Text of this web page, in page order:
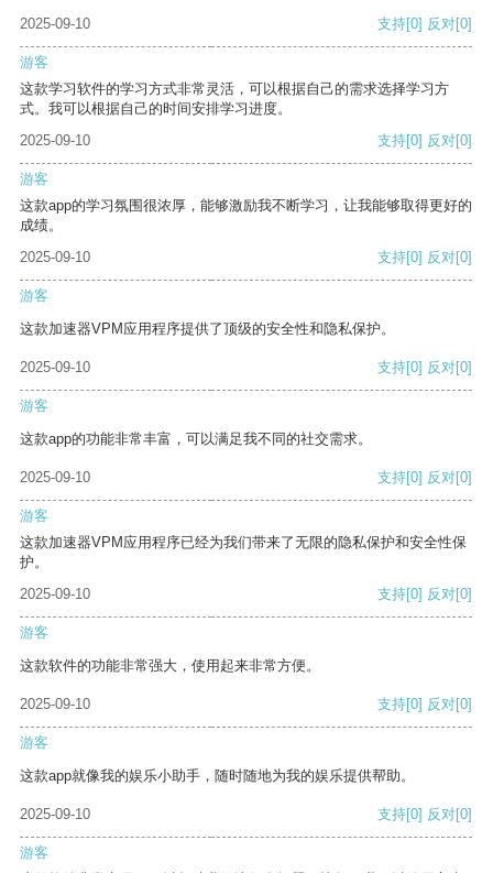
2025-09-10 支持[0] 反对[0]
游客
这款学习软件的学习方式非常灵活，可以根据自己的需求选择学习方
式。我可以根据自己的时间安排学习进度。
2025-09-10
支持[0] 反对[0]
游客
这款app的学习氛围很浓厚，能够激励我不断学习，让我能够取得更好的
成绩。
2025-09-10
支持[0] 反对[0]
游客
这款加速器VPM应用程序提供了顶级的安全性和隐私保护。
2025-09-10 支持[0] 反对[0]
游客
这款app的功能非常丰富，可以满足我不同的社交需求。
2025-09-10 支持[0] 反对[0]
游客
这款加速器VPM应用程序已经为我们带来了无限的隐私保护和安全性保
护。
2025-09-10
支持[0] 反对[0]
游客
这款软件的功能非常强大，使用起来非常方便。
2025-09-10 支持[0] 反对[0]
游客
这款app就像我的娱乐小助手，随时随地为我的娱乐提供帮助。
2025-09-10 支持[0] 反对[0]
游客